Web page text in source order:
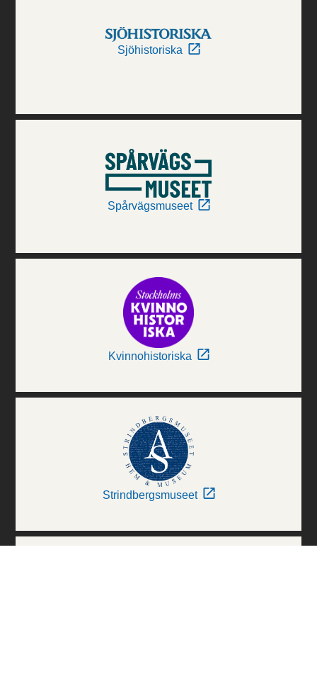
Sjöhistoriska
Spårvägsmuseet
Kvinnohistoriska
Strindbergsmuseet